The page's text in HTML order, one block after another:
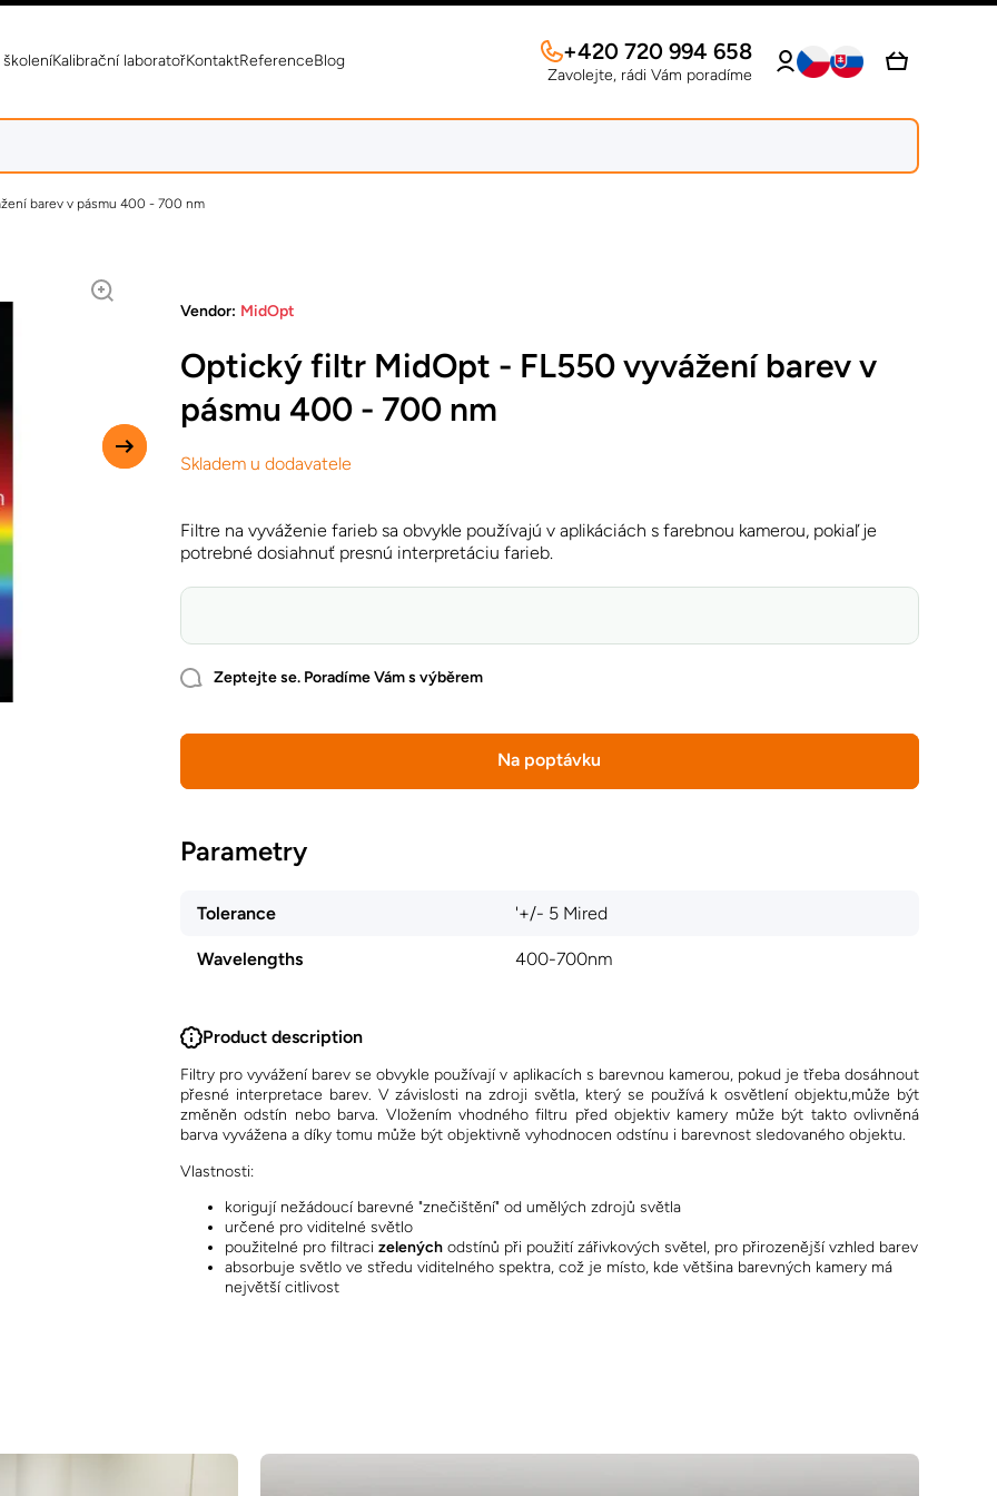
Kalibrační laboratořKontaktReferenceBlog +420 720 994 658
Zavolejte, rádi Vám poradíme
Log
in
Cart
barev v pásmu 400 - 700 nm
Vendor: MidOpt
Optický filtr MidOpt - FL550 vyvážení barev v
pásmu 400 - 700 nm
Skladem u dodavatele
Filtre na vyváženie farieb sa obvykle používajú v aplikáciách s farebnou kamerou, pokiaľ je
potrebné dosiahnuť presnú interpretáciu farieb.
Zeptejte se. Poradíme Vám s výběrem
Na poptávku
Parametry
Tolerance '+/- 5 Mired
Wavelengths 400-700nm
Product description
Filtry pro vyvážení barev se obvykle používají v aplikacích s barevnou kamerou, pokud je třeba dosáhnout
přesné interpretace barev. V závislosti na zdroji světla, který se používá k osvětlení objektu,může být
změněn odstín nebo barva. Vložením vhodného filtru před objektiv kamery může být takto ovlivněná
barva vyvážena a díky tomu může být objektivně vyhodnocen odstínu i barevnost sledovaného objektu.
Vlastnosti:
korigují nežádoucí barevné "znečištění" od umělých zdrojů světla
určené pro viditelné světlo
použitelné pro filtraci zelenýchodstínů při použití zářivkových světel, pro přirozenější vzhled barev
absorbuje světlo ve středu viditelného spektra, což je místo, kde většina barevných kamery má
největší citlivost